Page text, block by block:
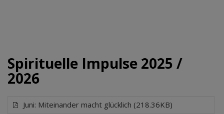
Spirituelle Impulse 2025 /
2026
Juni: Miteinander macht glücklich (218.36KB)